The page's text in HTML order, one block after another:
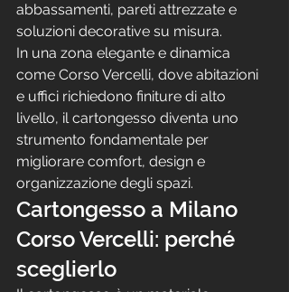
abbassamenti, pareti attrezzate e
soluzioni decorative su misura.
In una zona elegante e dinamica
come Corso Vercelli, dove abitazioni
e uffici richiedono finiture di alto
livello, il cartongesso diventa uno
strumento fondamentale per
migliorare comfort, design e
organizzazione degli spazi.
Cartongesso a Milano
Corso Vercelli: perché
sceglierlo